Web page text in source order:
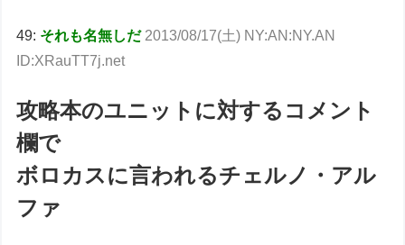
49: それも名無しだ 2013/08/17(土) NY:AN:NY.AN
ID:XRauTT7j.net
攻略本のユニットに対するコメント
欄で
ボロカスに言われるチェルノ・アル
ファ